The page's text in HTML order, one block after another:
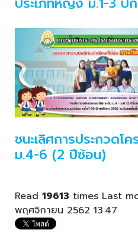
ชนะเลิศการประกวดโ
ม.4-6 (2 ปีซ้อน)
Read 19613 times Last
พฤศจิกายน 2562 13:47